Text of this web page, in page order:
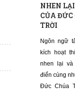
NHEN
CỦA ĐỨC
TRỜI
Ngôn ngữ
kích hoạt
nhen lại và
điển cùng
Đức Chúa